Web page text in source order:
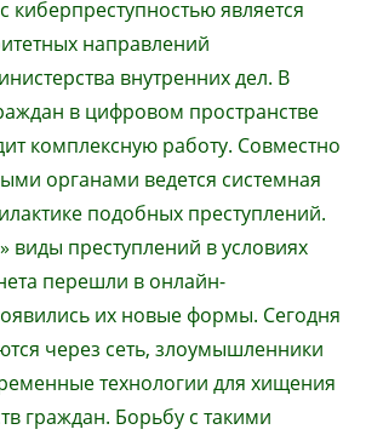
киберпреступностью является
направлений
внутренних дел. В
в цифровом пространстве
комплексную работу. Совместно
органами ведется системная
подобных преступлений.
виды преступлений в условиях
перешли в онлайн-
их новые формы. Сегодня
через сеть, злоумышленники
технологии для хищения
граждан. Борьбу с такими